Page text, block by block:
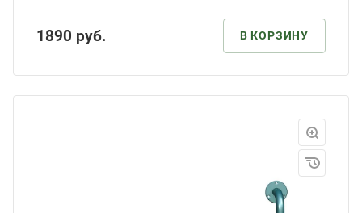
1890 руб. В КОРЗИНУ